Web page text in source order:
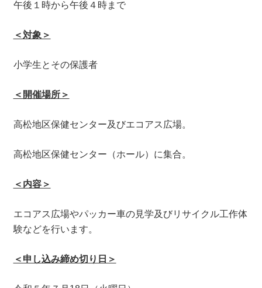
午後１時から午後４時まで
＜対象＞
小学生とその保護者
＜開催場所＞
高松地区保健センター及びエコアス広場。
高松地区保健センター（ホール）に集合。
＜内容＞
エコアス広場やパッカー車の見学及びリサイクル工作体
験などを行います。
＜申し込み締め切り日＞